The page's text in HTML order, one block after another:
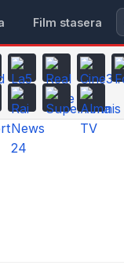
Film stasera